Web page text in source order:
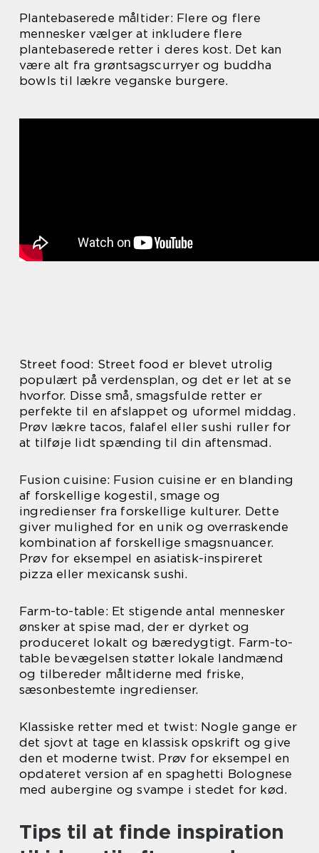
Plantebaserede måltider: Flere og flere
mennesker vælger at inkludere flere
plantebaserede retter i deres kost. Det kan
være alt fra grøntsagscurryer og buddha
bowls til lækre veganske burgere.
Street food: Street food er blevet utrolig
populært på verdensplan, og det er let at se
hvorfor. Disse små, smagsfulde retter er
perfekte til en afslappet og uformel middag.
Prøv lækre tacos, falafel eller sushi ruller for
at tilføje lidt spænding til din aftensmad.
Fusion cuisine: Fusion cuisine er en blanding
af forskellige kogestil, smage og
ingredienser fra forskellige kulturer. Dette
giver mulighed for en unik og overraskende
kombination af forskellige smagsnuancer.
Prøv for eksempel en asiatisk-inspireret
pizza eller mexicansk sushi.
Farm-to-table: Et stigende antal mennesker
ønsker at spise mad, der er dyrket og
produceret lokalt og bæredygtigt. Farm-to-
table bevægelsen støtter lokale landmænd
og tilbereder måltiderne med friske,
sæsonbestemte ingredienser.
Klassiske retter med et twist: Nogle gange er
det sjovt at tage en klassisk opskrift og give
den et moderne twist. Prøv for eksempel en
opdateret version af en spaghetti Bolognese
med aubergine og svampe i stedet for kød.
Tips til at finde inspiration